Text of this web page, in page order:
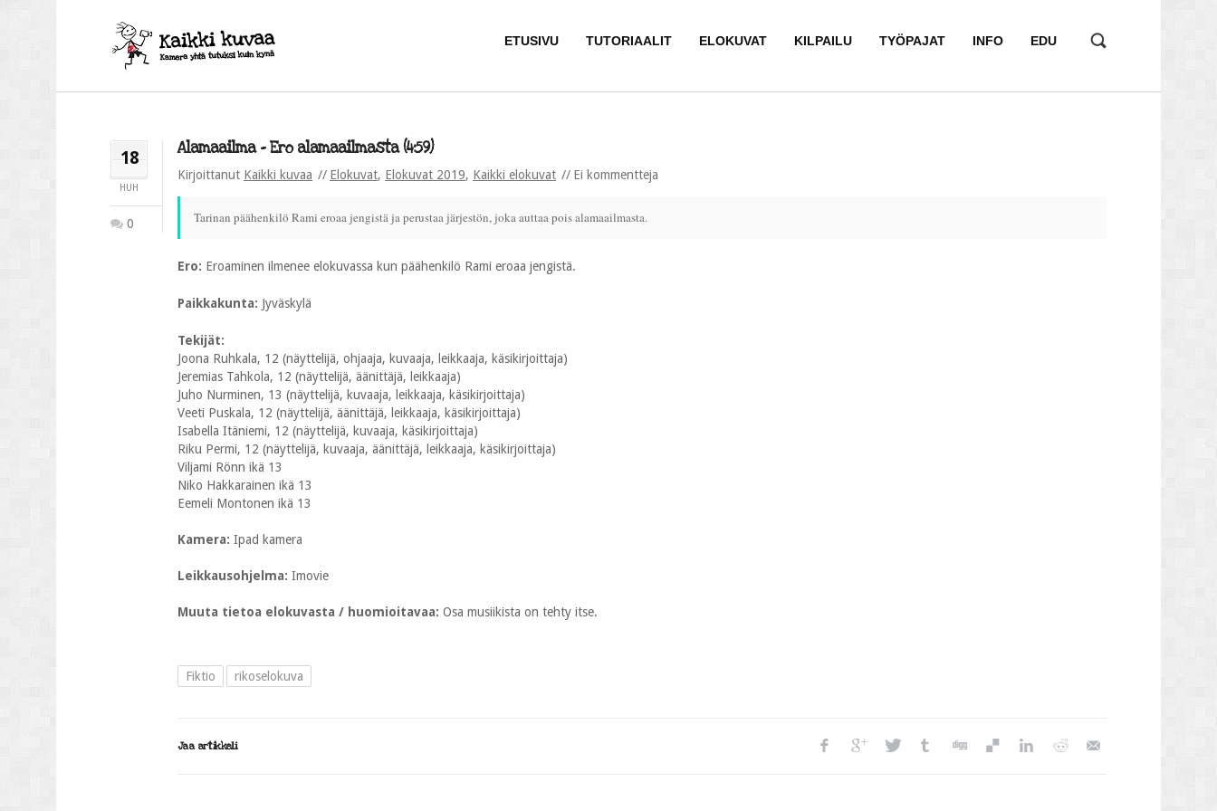
ETUSIVU TUTORIAALIT ELOKUVAT KILPAILU TYÖPAJAT INFO EDU
18
HUH
0
Alamaailma – Ero alamaailmasta (4:59)
Kirjoittanut Kaikki kuvaa Elokuvat, Elokuvat 2019, Kaikki elokuvat Ei kommentteja
Tarinan päähenkilö Rami eroaa jengistä ja perustaa järjestön, joka auttaa pois alamaailmasta.
Ero: Eroaminen ilmenee elokuvassa kun päähenkilö Rami eroaa jengistä.
Paikkakunta: Jyväskylä
Tekijät:
Joona Ruhkala, 12 (näyttelijä, ohjaaja, kuvaaja, leikkaaja, käsikirjoittaja)
Jeremias Tahkola, 12 (näyttelijä, äänittäjä, leikkaaja)
Juho Nurminen, 13 (näyttelijä, kuvaaja, leikkaaja, käsikirjoittaja)
Veeti Puskala, 12 (näyttelijä, äänittäjä, leikkaaja, käsikirjoittaja)
Isabella Itäniemi, 12 (näyttelijä, kuvaaja, käsikirjoittaja)
Riku Permi, 12 (näyttelijä, kuvaaja, äänittäjä, leikkaaja, käsikirjoittaja)
Viljami Rönn ikä 13
Niko Hakkarainen ikä 13
Eemeli Montonen ikä 13
Kamera: Ipad kamera
Leikkausohjelma: Imovie
Muuta tietoa elokuvasta / huomioitavaa: Osa musiikista on tehty itse.
Fiktio rikoselokuva
Jaa artikkeli